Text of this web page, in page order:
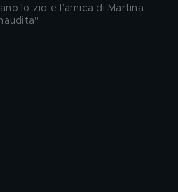
lo zio e l’amica di Martina